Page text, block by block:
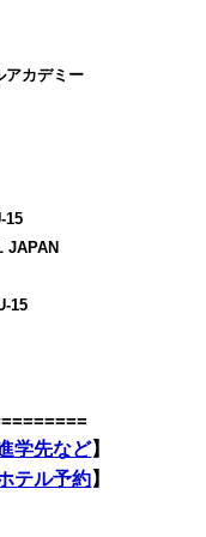
カデミー
15
JAPAN
15
学先など】
テル予約】